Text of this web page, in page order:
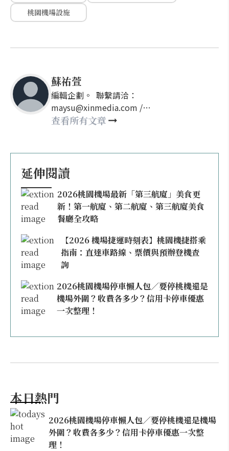
桃園機場設施
蘇祐萱
編輯企劃。 聯繫請洽：
maysu@xinmedia.com /
may860527@gmail.com
查看所有文章
延伸閱讀
2026桃園機場最新「第三航廈」美食更
新！第一航廈、第二航廈、第三航廈美食
餐廳全攻略
【2026 機場捷運時刻表】桃園機捷搭乘
指南：直達車路線、票價與預辦登機查
詢
2026桃園機場停車懶人包／要停桃機還是
機場外圍？收費各多少？信用卡停車優惠
一次整理！
本日熱門
2026桃園機場停車懶人包／要停桃機還是機場
外圍？收費各多少？信用卡停車優惠一次整
理！